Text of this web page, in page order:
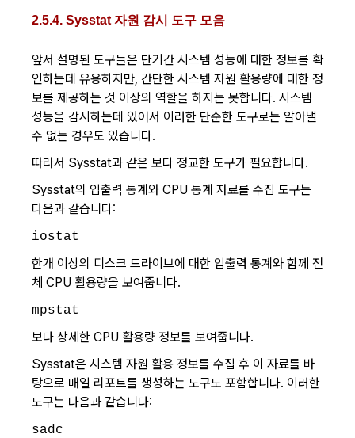
2.5.4. Sysstat 자원 감시 도구 모음
앞서 설명된 도구들은 단기간 시스템 성능에 대한 정보를 확
인하는데 유용하지만, 간단한 시스템 자원 활용량에 대한 정
보를 제공하는 것 이상의 역할을 하지는 못합니다. 시스템
성능을 감시하는데 있어서 이러한 단순한 도구로는 알아낼
수 없는 경우도 있습니다.
따라서 Sysstat과 같은 보다 정교한 도구가 필요합니다.
Sysstat의 입출력 통계와 CPU 통계 자료를 수집 도구는
다음과 같습니다:
iostat
한개 이상의 디스크 드라이브에 대한 입출력 통계와 함께 전
체 CPU 활용량을 보여줍니다.
mpstat
보다 상세한 CPU 활용량 정보를 보여줍니다.
Sysstat은 시스템 자원 활용 정보를 수집 후 이 자료를 바
탕으로 매일 리포트를 생성하는 도구도 포함합니다. 이러한
도구는 다음과 같습니다:
sadc